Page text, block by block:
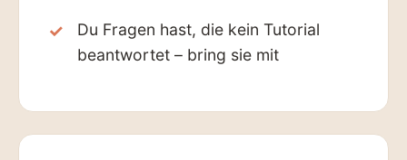
Du Fragen hast, die kein Tutorial
beantwortet – bring sie mit